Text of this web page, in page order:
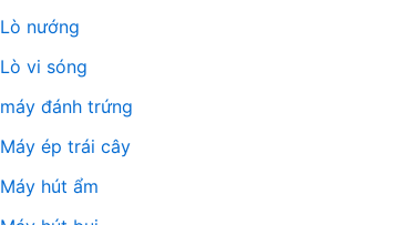
Lò nướng
Lò vi sóng
máy đánh trứng
Máy ép trái cây
Máy hút ẩm